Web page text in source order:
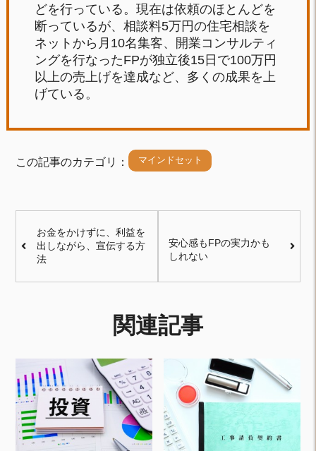
どを行っている。現在は依頼のほとんどを
断っているが、相談料5万円の住宅相談を
ネットから月10名集客、開業コンサルティ
ングを行なったFPが独立後15日で100万円
以上の売上げを達成など、多くの成果を上
げている。
この記事のカテゴリ： マインドセット
お金をかけずに、利益を
出しながら、宣伝する方
法
安心感もFPの実力かも
しれない
関連記事